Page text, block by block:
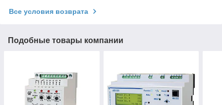
Все условия возврата
Подобные товары компании